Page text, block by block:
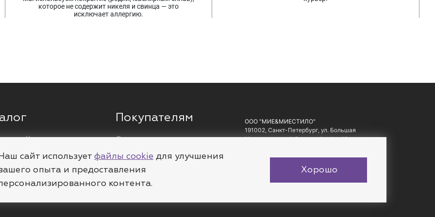
которое не содержит никеля и свинца — это
исключает аллергию.
Кольца
Цепи
Пирсинг
Шармы
Покупателям
О компании
Доставка
Полезное
ООО "МИЕ&МИЕСТИЛО"
191002, Санкт-Петербург, ул. Большая
Московская, д. 1-3, литер А, офис 10.
сайт использует файлы cookie для улучшения
опыта и предоставления
контента.
Хорошо